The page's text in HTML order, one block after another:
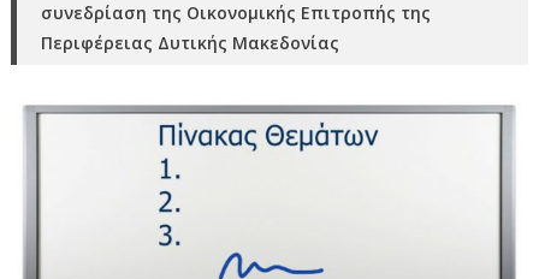
συνεδρίαση της Οικονομικής Επιτροπής της
Περιφέρειας Δυτικής Μακεδονίας